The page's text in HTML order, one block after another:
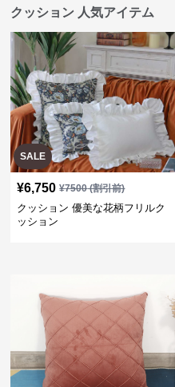
クッション 人気アイテム
SALE
¥6,750 ¥7500(割引前)
クッション 優美な花柄フリルク
ッション